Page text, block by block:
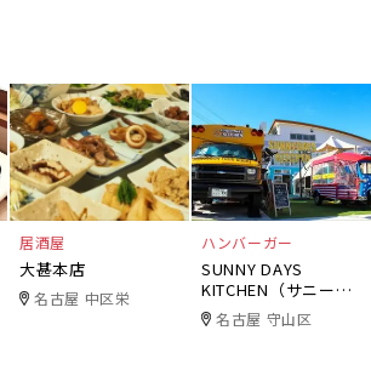
居酒屋
大甚本店
名古屋 中区栄
ハンバーガー
SUNNY DAYS
KITCHEN（サニーデ
イズキッチン）
名古屋 守山区